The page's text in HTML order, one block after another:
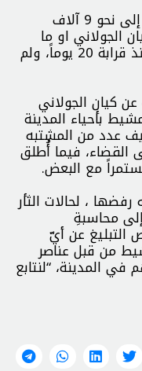
ويصل عدد العسكريين المفقودين إلى نحو 9 آلاف
الجولاني او ما
يعرف بغرفة العمليات العسكرية منذ قرابة 20 يوماً، ولم
كيان الجولاني
بأحياء المدينة
عدد من المشتبه
القضاء، فيما أُطلق
مع البعض.
، لحالات الثأر
محاسبةِ
عن أيّ
من قبل عناصر
في المدينة، “لنتابع